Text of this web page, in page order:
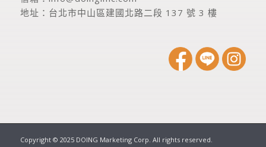
地址： 台北市中山區建國北路二段 137 號 3 樓
Copyright © 2025 DOING Marketing Corp. All rights reserved.